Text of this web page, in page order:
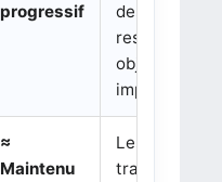
progressif
des cas
restent des
objectifs
importants.
≈
Maintenu
Les